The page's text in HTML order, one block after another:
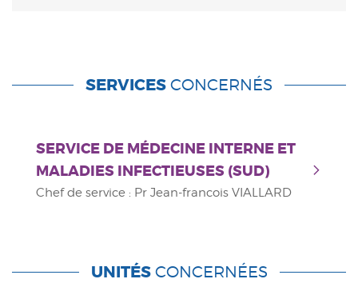
SERVICES CONCERNÉS
SERVICE DE MÉDECINE INTERNE ET
MALADIES INFECTIEUSES (SUD)
Chef de service : Pr Jean-francois VIALLARD
UNITÉSCONCERNÉES